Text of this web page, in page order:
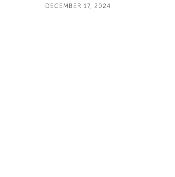
DECEMBER 17, 2024